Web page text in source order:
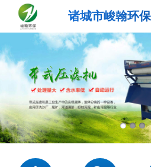
诸城市峻翰环